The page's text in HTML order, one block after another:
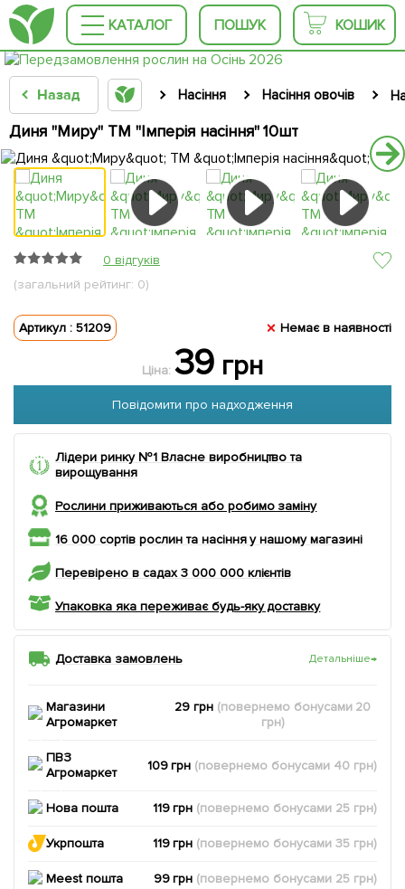
КАТАЛОГ ПОШУК КОШИК
Назад Насіння Насіння овочів
Диня "Миру" ТМ "Імперія насіння" 10шт
0 відгуків
(загальний рейтинг: 0)
Артикул : 51209 Немає в наявності
Ціна: 39 грн
Повідомити про надходження
Лідери ринку №1 Власне виробництво та
вирощування
Рослини приживаються або робимо заміну
16 000 сортів рослин та насіння у нашому магазині
Перевірено в садах 3 000 000 клієнтів
Упаковка яка переживає будь-яку доставку
Доставка замовлень Детальніше→
Магазини
Агромаркет
29 грн (повернемобонусами 20
грн)
ПВЗ
Агромаркет
109 грн (повернемо бонусами 40 грн)
Нова пошта 119 грн (повернемо бонусами 25 грн)
Укрпошта 119 грн (повернемо бонусами35 грн)
Meest пошта 99 грн (повернемо бонусами 25 грн)